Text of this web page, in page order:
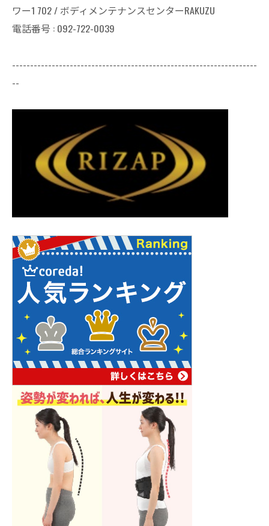
ワー1 702 / ボディメンテナンスセンターRAKUZU
電話番号 : 092-722-0039
--------------------------------------------------------------------
--